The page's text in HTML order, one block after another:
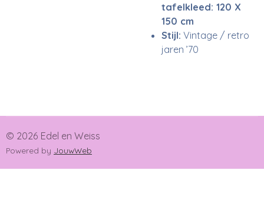
tafelkleed: 120 X
150 cm
Stijl: Vintage / retro
jaren ’70
© 2026 Edel en Weiss
Powered by JouwWeb